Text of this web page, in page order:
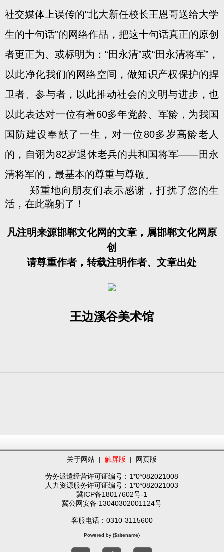
社交媒体上误传的“北大新任校长王恩哥送给大学
生的十句话”的网络作品，把这十句话真正的原创
者更正为、或标明为：“田永清”或“田永清将军”，
以此净化我们的网络空间，做知识产权保护的捍
卫者、参与者，以此推动社会的文明与进步，也
以此表达对一位有着60多年党龄、军龄，为我国
国防建设奉献了一生，对一位80多岁高龄老人
的，自诩为82岁退休老兵的共和国将军——田永
清将军的，最基本的尊重与尊敬。
郑重地向朋友们表示感谢，打扰了您的生
活，在此鞠躬了！
凡注明来源邯郸文化网的文章，属邯郸文化网原
创
请尊重作者，转载注明作者、文章出处
王边溪谷美术馆
关于网站 | 触屏版 | 网页版
劳务派遣经营许可证编号：1*0*082021008
人力资源服务许可证编号：1*0*082021003
冀ICP备18017602号-1
冀公网安备 13040302001124号
客服电话：0310-3115600
Powered by {$sitename}